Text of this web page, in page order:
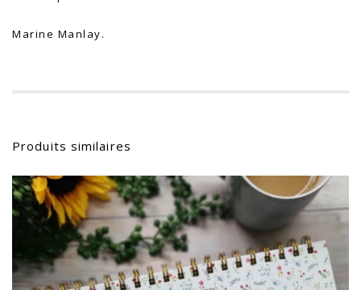
Marine Manlay.
Produits similaires